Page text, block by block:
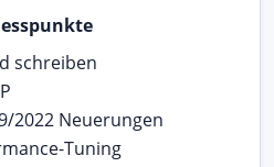
schreiben
2022 Neuerungen
Tuning